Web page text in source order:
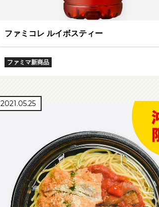
ファミコレ ルイボスティー
ファミマ新商品
2021.05.25